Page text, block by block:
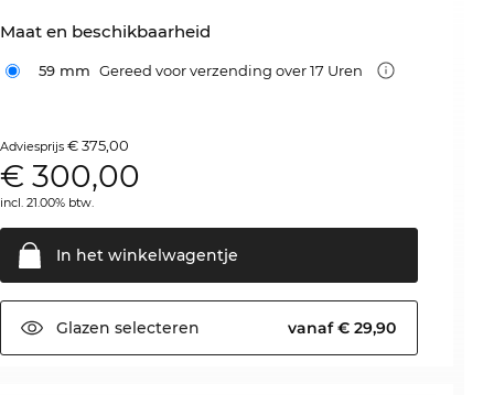
Maat en beschikbaarheid
59 mmGereed voor verzending over 17 Uren
Adviesprijs€ 375,00
€300,00
incl. 21.00% btw.
In het winkelwagentje
Glazen selecteren vanaf € 29,90